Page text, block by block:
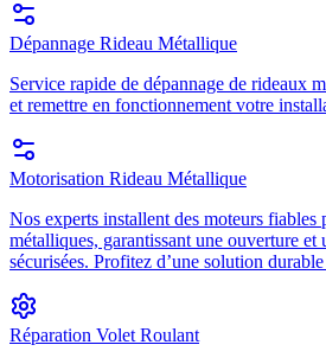
Dépannage Rideau Métallique
Service rapide de dépannage de rideaux
et remettre en fonctionnement votre
Motorisation Rideau Métallique
Nos experts installent des moteurs fiables
métalliques, garantissant une ouverture et
sécurisées. Profitez d’une solution
Réparation Volet Roulant